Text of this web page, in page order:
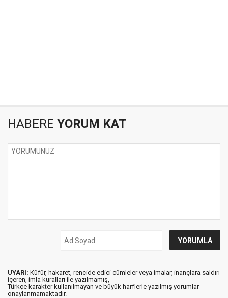
HABERE YORUM KAT
UYARI: Küfür, hakaret, rencide edici cümleler veya imalar, inançlara saldırı
içeren, imla kuralları ile yazılmamış,
Türkçe karakter kullanılmayan ve büyük harflerle yazılmış yorumlar
onaylanmamaktadır.